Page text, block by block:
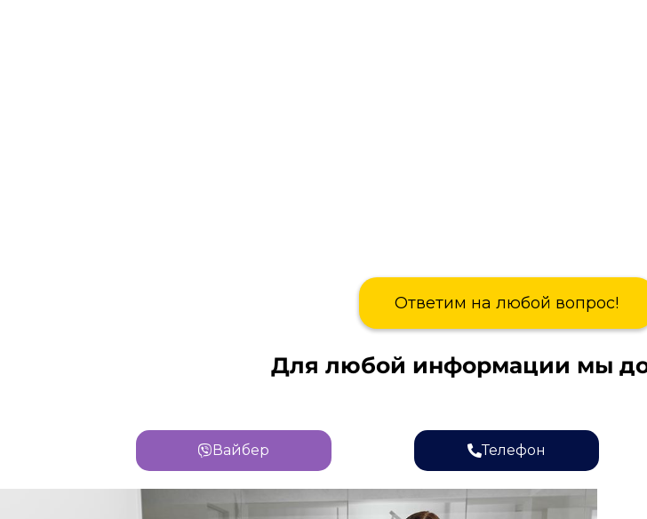
Ответим на любой вопрос!
Для любой информации мы
Вайбер Телефон